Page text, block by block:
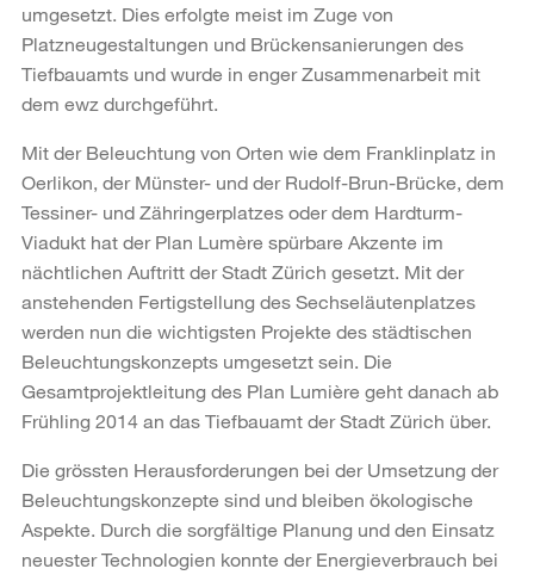
umgesetzt. Dies erfolgte meist im Zuge von
Platzneugestaltungen und Brückensanierungen des
Tiefbauamts und wurde in enger Zusammenarbeit mit
dem ewz durchgeführt.
Mit der Beleuchtung von Orten wie dem Franklinplatz in
Oerlikon, der Münster- und der Rudolf-Brun-Brücke, dem
Tessiner- und Zähringerplatzes oder dem Hardturm-
Viadukt hat der Plan Lumère spürbare Akzente im
nächtlichen Auftritt der Stadt Zürich gesetzt. Mit der
anstehenden Fertigstellung des Sechseläutenplatzes
werden nun die wichtigsten Projekte des städtischen
Beleuchtungskonzepts umgesetzt sein. Die
Gesamtprojektleitung des Plan Lumière geht danach ab
Frühling 2014 an das Tiefbauamt der Stadt Zürich über.
Die grössten Herausforderungen bei der Umsetzung der
Beleuchtungskonzepte sind und bleiben ökologische
Aspekte. Durch die sorgfältige Planung und den Einsatz
neuester Technologien konnte der Energieverbrauch bei